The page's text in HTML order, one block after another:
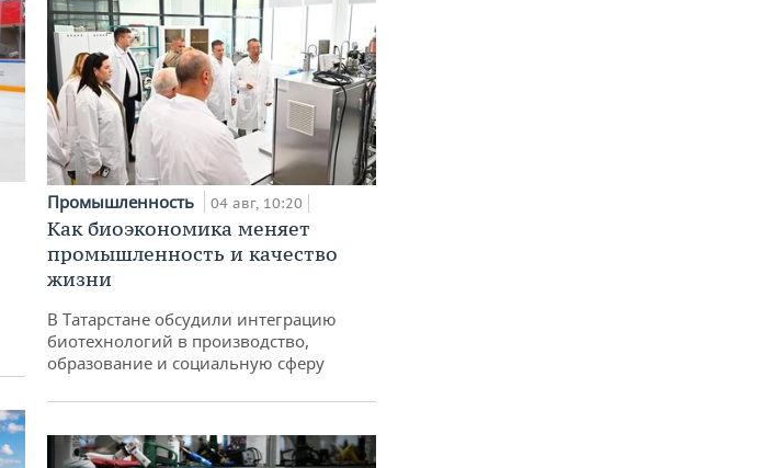
Промышленность 04 авг, 10:20
Как биоэкономика меняет
промышленность и качество
жизни
В Татарстане обсудили интеграцию
биотехнологий в производство,
образование и социальную сферу